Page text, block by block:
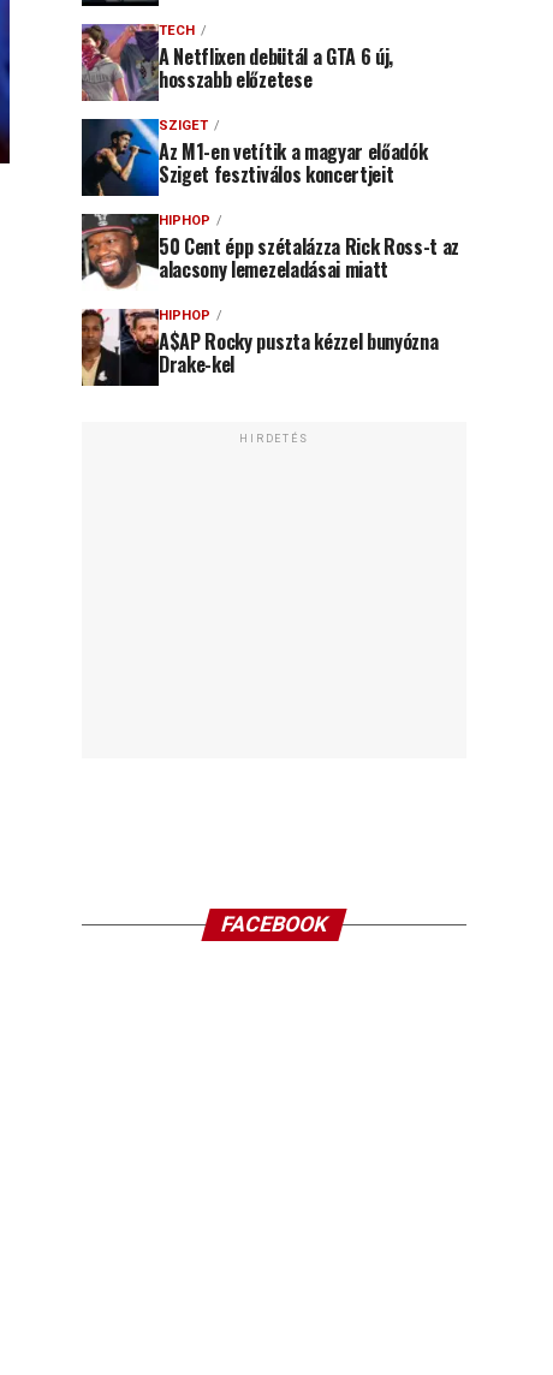
TECH
A Netflixen debütál a GTA 6 új,
hosszabb előzetese
SZIGET
Az M1-en vetítik a magyar előadók
Sziget fesztiválos koncertjeit
HIPHOP
50 Cent épp szétalázza Rick Ross-t az
alacsony lemezeladásai miatt
HIPHOP
A$AP Rocky puszta kézzel bunyózna
Drake-kel
HIRDETÉS
FACEBOOK